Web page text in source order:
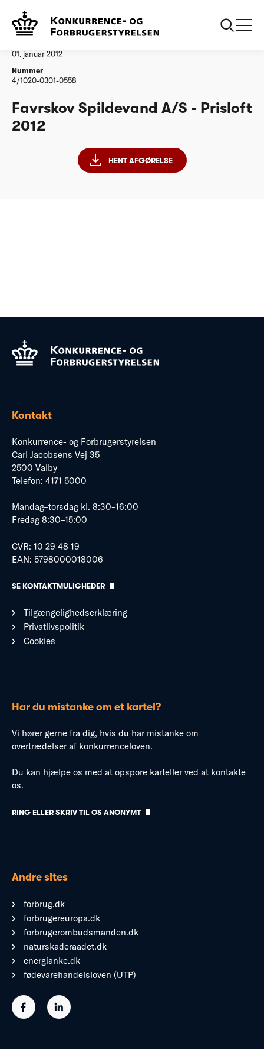
Vandtilsyn
01. januar 2012
Nummer
4/1020-0301-0558
Favrskov Spildevand A/S - Prisloft
2012
HENT AFGØRELSE
Kontakt
Konkurrence- og Forbrugerstyrelsen
Carl Jacobsens Vej 35
2500 Valby
Telefon: 4171 5000
Mandag–torsdag kl. 8:30–16:00
Fredag 8:30–15:00
CVR: 10 29 48 19
EAN: 5798000018006
SE KONTAKTMULIGHEDER
Tilgængelighedserklæring
Privatlivspolitik
Cookies
Har du mistanke om et kartel?
Vi hører gerne fra dig, hvis du har mistanke om
overtrædelser af konkurrenceloven.
Du kan hjælpe os med at opspore karteller ved at kontakte
os.
RING ELLER SKRIV TIL OS ANONYMT
Andre sites
forbrug.dk
forbrugereuropa.dk
forbrugerombudsmanden.dk
naturskaderaadet.dk
energianke.dk
fødevarehandelsloven (UTP)